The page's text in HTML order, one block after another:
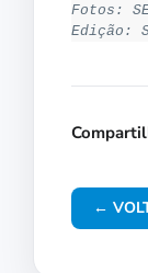
Fotos:
Edição:
←